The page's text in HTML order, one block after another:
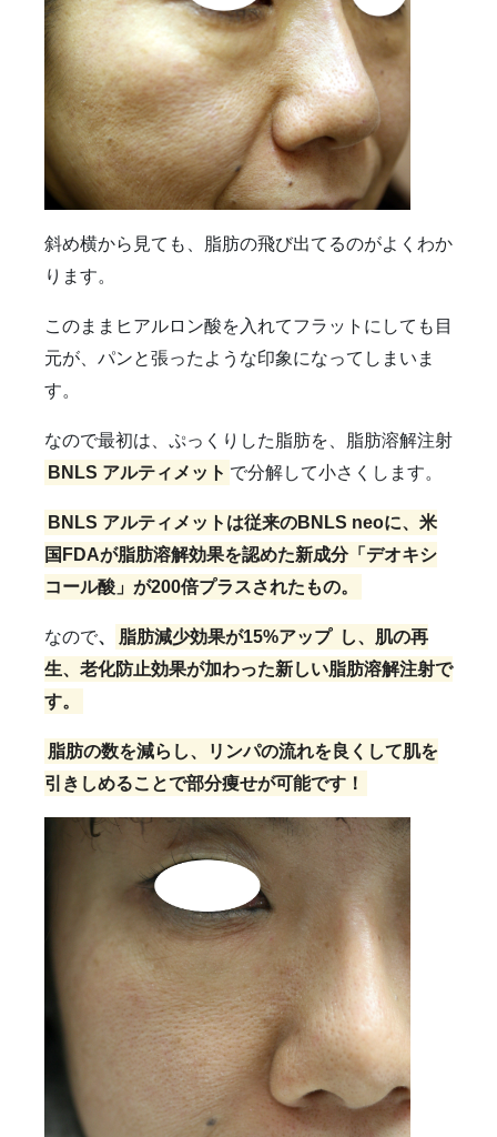
斜め横から見ても、脂肪の飛び出てるのがよくわか
ります。
このままヒアルロン酸を入れてフラットにしても目
元が、パンと張ったような印象になってしまいま
す。
なので最初は、ぷっくりした脂肪を、脂肪溶解注射
BNLS アルティメット で分解して小さくします。
BNLS アルティメットは従来のBNLS neoに、米
国FDAが脂肪溶解効果を認めた新成分「デオキシ
コール酸」が200倍プラスされたもの。
なので、 脂肪減少効果が15%アップ し、肌の再
生、老化防止効果が加わった新しい脂肪溶解注射で
す。
脂肪の数を減らし、リンパの流れを良くして肌を
引きしめることで部分痩せが可能です！